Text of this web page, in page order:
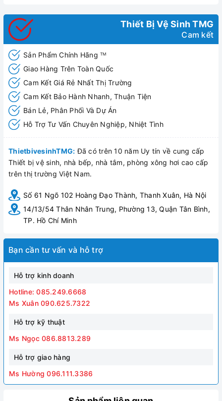
dạng về mẫu mã. Các mẫu chậu rửa Royal này được thiết kế
thủ công độc đáo, toát lên sự tinh tế nên dễ dàng kết hợp với
bất kỳ không gian phòng tắm nào.
Royal RA-1016còn thu hút người dùng bởi thiết kế hiện đại,
sang trọng, độc đáo đem đến cho không gian phòng tắm sự
khác biệt.
Hình ảnh Chậu rửa treo trường Royal RA-1016
Thiết Bị Vệ Sinh TMG
Cam kết
Sản Phẩm Chính Hãng TM
Giao Hàng Trên Toàn Quốc
Cam Kết Giá Rẻ Nhất Thị Trường
Cam Kết Bảo Hành Nhanh, Thuận Tiện
Bán Lẻ, Phân Phối Và Dự Án
Hỗ Trợ Tư Vấn Chuyên Nghiệp, Nhiệt Tình
ThietbivesinhTMG: Đã có trên 10 năm Uy tín về cung cấp
Thiết bị vệ sinh, nhà bếp, nhà tắm, phòng xông hơi cao cấp
trên thị trường Việt Nam.
Số 61 Ngõ 102 Hoàng Đạo Thành, Thanh Xuân, Hà Nội
14/13/54 Thân Nhân Trung, Phường 13, Quận Tân Bình,
TP. Hồ Chí Minh
Bạn cần tư vấn và hỗ trợ
Hỗ trợ kinh doanh
Hotline: 085.249.6668
Ms Xuân 090.625.7322
Hỗ trợ kỹ thuật
Ms Ngọc 086.8813.289
Hỗ trợ giao hàng
Ms Hường 096.111.3386